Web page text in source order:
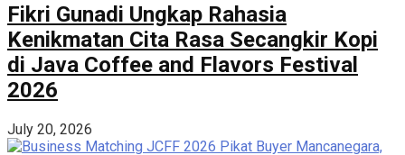
Fikri Gunadi Ungkap Rahasia
Kenikmatan Cita Rasa Secangkir Kopi
di Java Coffee and Flavors Festival
2026
July 20, 2026